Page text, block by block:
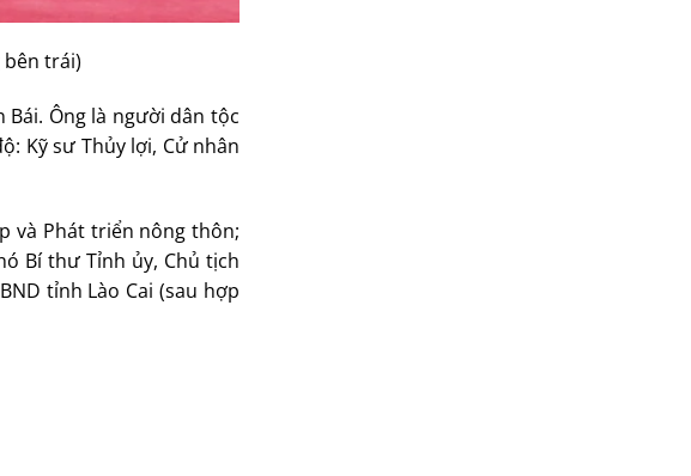
bên trái)
Bái. Ông là người dân tộc
Kỹ sư Thủy lợi, Cử nhân
và Phát triển nông thôn;
Bí thư Tỉnh ủy, Chủ tịch
tỉnh Lào Cai (sau hợp